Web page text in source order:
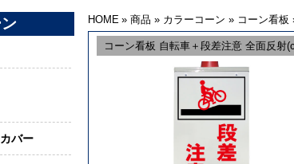
バー
HOME » 商品 » カラーコーン » コーン看板
コーン看板 自転車＋段差注意 全面反射